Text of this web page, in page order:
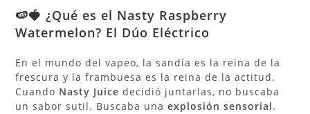
🍉🍓 ¿Qué es el Nasty Raspberry
Watermelon? El Dúo Eléctrico
En el mundo del vapeo, la sandía es la reina de la
frescura y la frambuesa es la reina de la actitud.
Cuando Nasty Juice decidió juntarlas, no buscaba
un sabor sutil. Buscaba unaexplosión sensorial.